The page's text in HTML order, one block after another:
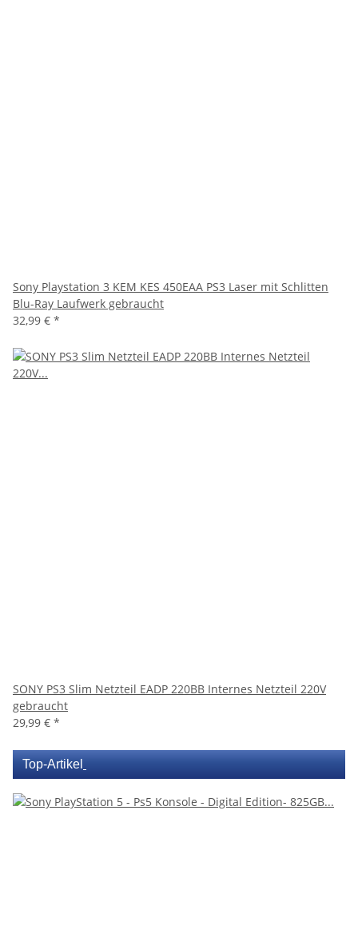
Sony Playstation 3 KEM KES 450EAA PS3 Laser mit Schlitten
Blu-Ray Laufwerk gebraucht
32,99 € *
SONY PS3 Slim Netzteil EADP 220BB Internes Netzteil 220V
gebraucht
29,99 € *
Top-Artikel